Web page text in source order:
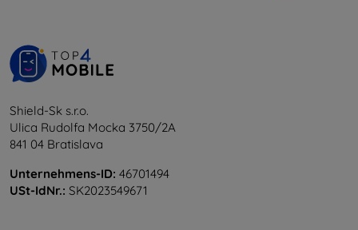
Shield-Sk s.r.o.
Ulica Rudolfa Mocka 3750/2A
841 04 Bratislava
Unternehmens-ID: 46701494
USt-IdNr.: SK2023549671